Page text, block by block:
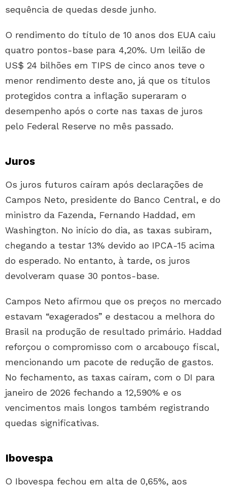
sequência de quedas desde junho.
O rendimento do título de 10 anos dos EUA caiu
quatro pontos-base para 4,20%. Um leilão de
US$ 24 bilhões em TIPS de cinco anos teve o
menor rendimento deste ano, já que os títulos
protegidos contra a inflação superaram o
desempenho após o corte nas taxas de juros
pelo Federal Reserve no mês passado.
Juros
Os juros futuros caíram após declarações de
Campos Neto, presidente do Banco Central, e do
ministro da Fazenda, Fernando Haddad, em
Washington. No início do dia, as taxas subiram,
chegando a testar 13% devido ao IPCA-15 acima
do esperado. No entanto, à tarde, os juros
devolveram quase 30 pontos-base.
Campos Neto afirmou que os preços no mercado
estavam “exagerados” e destacou a melhora do
Brasil na produção de resultado primário. Haddad
reforçou o compromisso com o arcabouço fiscal,
mencionando um pacote de redução de gastos.
No fechamento, as taxas caíram, com o DI para
janeiro de 2026 fechando a 12,590% e os
vencimentos mais longos também registrando
quedas significativas.
Ibovespa
O Ibovespa fechou em alta de 0,65%, aos